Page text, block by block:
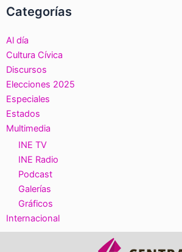
Categorías
Al día
Cultura Cívica
Discursos
Elecciones 2025
Especiales
Estados
Multimedia
INE TV
INE Radio
Podcast
Galerías
Gráficos
Internacional